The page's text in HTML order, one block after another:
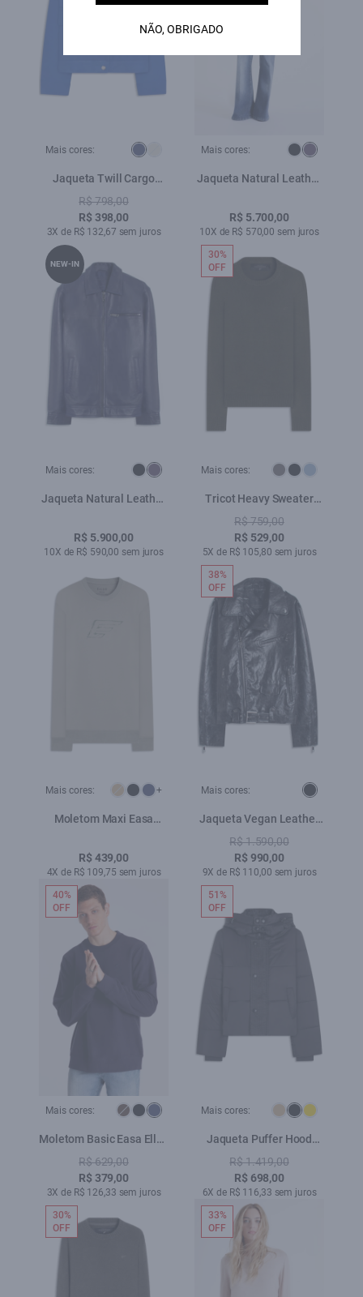
Mais cores:
Jaqueta Twill Cargo
Royal
R$ 798,00
R$ 398,00
3X de R$ 132,67 sem juros
Mais cores:
Jaqueta Natural Leather
R$ 5.700,00
10X de R$ 570,00 sem juros
Mais cores:
Jaqueta Natural Leather
R$ 5.900,00
10X de R$ 590,00 sem juros
NEW-IN
Mais cores:
Tricot Heavy Sweater
Verde Militar
R$ 759,00
R$ 529,00
5X de R$ 105,80 sem juros
30%
OFF
Mais cores: +
Moletom Maxi Easa
R$ 439,00
4X de R$ 109,75 sem juros
Mais cores:
Jaqueta Vegan Leather
Belt Preto
R$ 1.590,00
R$ 990,00
9X de R$ 110,00 sem juros
38%
OFF
Mais cores:
Moletom Basic Easa Ellus
Dark Navy
R$ 629,00
R$ 379,00
3X de R$ 126,33 sem juros
40%
OFF
Mais cores:
Jaqueta Puffer Hood
Preto
R$ 1.419,00
R$ 698,00
6X de R$ 116,33 sem juros
51%
OFF
30%
OFF
33%
OFF
NÃO, OBRIGADO